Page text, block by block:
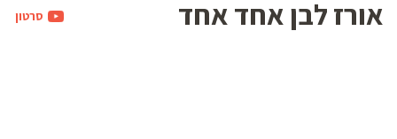
אורז לבן אחד אחד סרטון